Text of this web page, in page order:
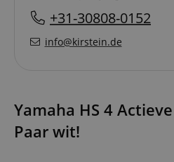
+31-30808-0152
info@kirstein.de
Yamaha HS 4
Paar wit!